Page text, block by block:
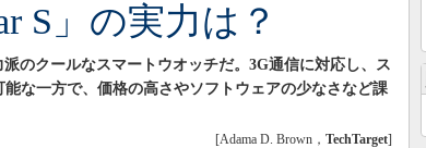
S」の実力は？
のクールなスマートウオッチだ。3G通信に対応し、ス
な一方で、価格の高さやソフトウェアの少なさなど課
[Adama D. Brown， TechTarget]